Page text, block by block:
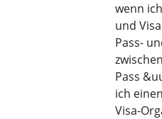
wenn
und
Pass-
Pass
ich
Visa-